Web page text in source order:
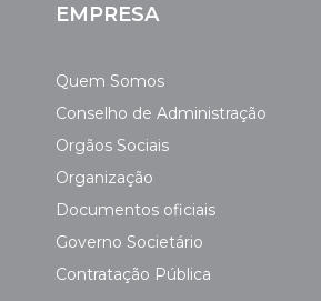
EMPRESA
Quem Somos
Conselho de Administração
Orgãos Sociais
Organização
Documentos oficiais
Governo Societário
Contratação Pública